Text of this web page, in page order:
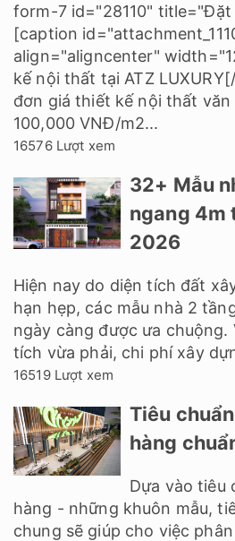
form-7 id="28110"
[caption
align="aligncenter"
kế nội thất tại ATZ
đơn giá thiết kế nội thất
100,000 VNĐ/m2...
16576 Lượt xem
32+ Mẫu
ngang 4m
2026
Hiện nay do diện tích đất
hạn hẹp, các mẫu nhà 2
ngày càng được ưa chuộng.
tích vừa phải, chi phí xây
16519 Lượt xem
Tiêu
hàng
Dựa vào tiêu
hàng - những khuôn mẫu,
chung sẽ giúp cho việc